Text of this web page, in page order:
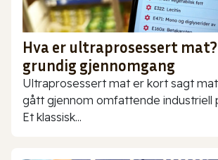
Hva er ultraprosessert mat?
grundig gjennomgang
Ultraprosessert mat er kort sagt
gått gjennom omfattende industriell
Et klassisk...